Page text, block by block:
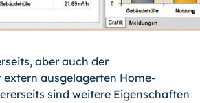
aber auch der
ausgelagerten Home-
sind weitere Eigenschaften